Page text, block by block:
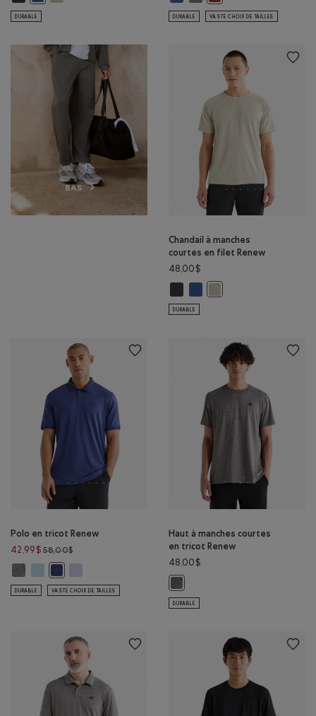
DURABLE DURABLE VASTE CHOIX DE TAILLES
BAS
Chandail à manches
courtes en filet Renew
48,00$
DURABLE
Polo en tricot Renew
42,99$ 58,00$Prix réduit de 58,00$ à 42,99$
Polo en tricot Renew : SEL ET POIVRE Couleur
Polo en tricot Renew : BLEU CIEL POIVRÉ Couleur
Polo en tricot Renew : ENCRE INDIGO POIVRÉE Couleur
Polo en tricot Renew : LAVANDE POIVRÉE Couleur
DURABLE VASTE CHOIX DE TAILLES
Haut à manches courtes
en tricot Renew
48,00$
DURABLE